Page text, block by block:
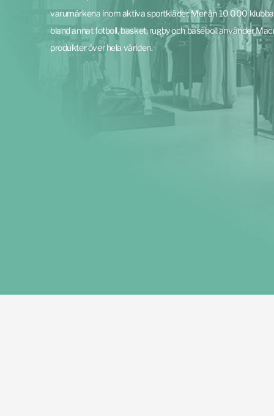
varumärkena inom aktiva sportkläder. Mer än 10 000
bland annat fotboll, basket, rugby och baseboll använder
produkter över hela världen.